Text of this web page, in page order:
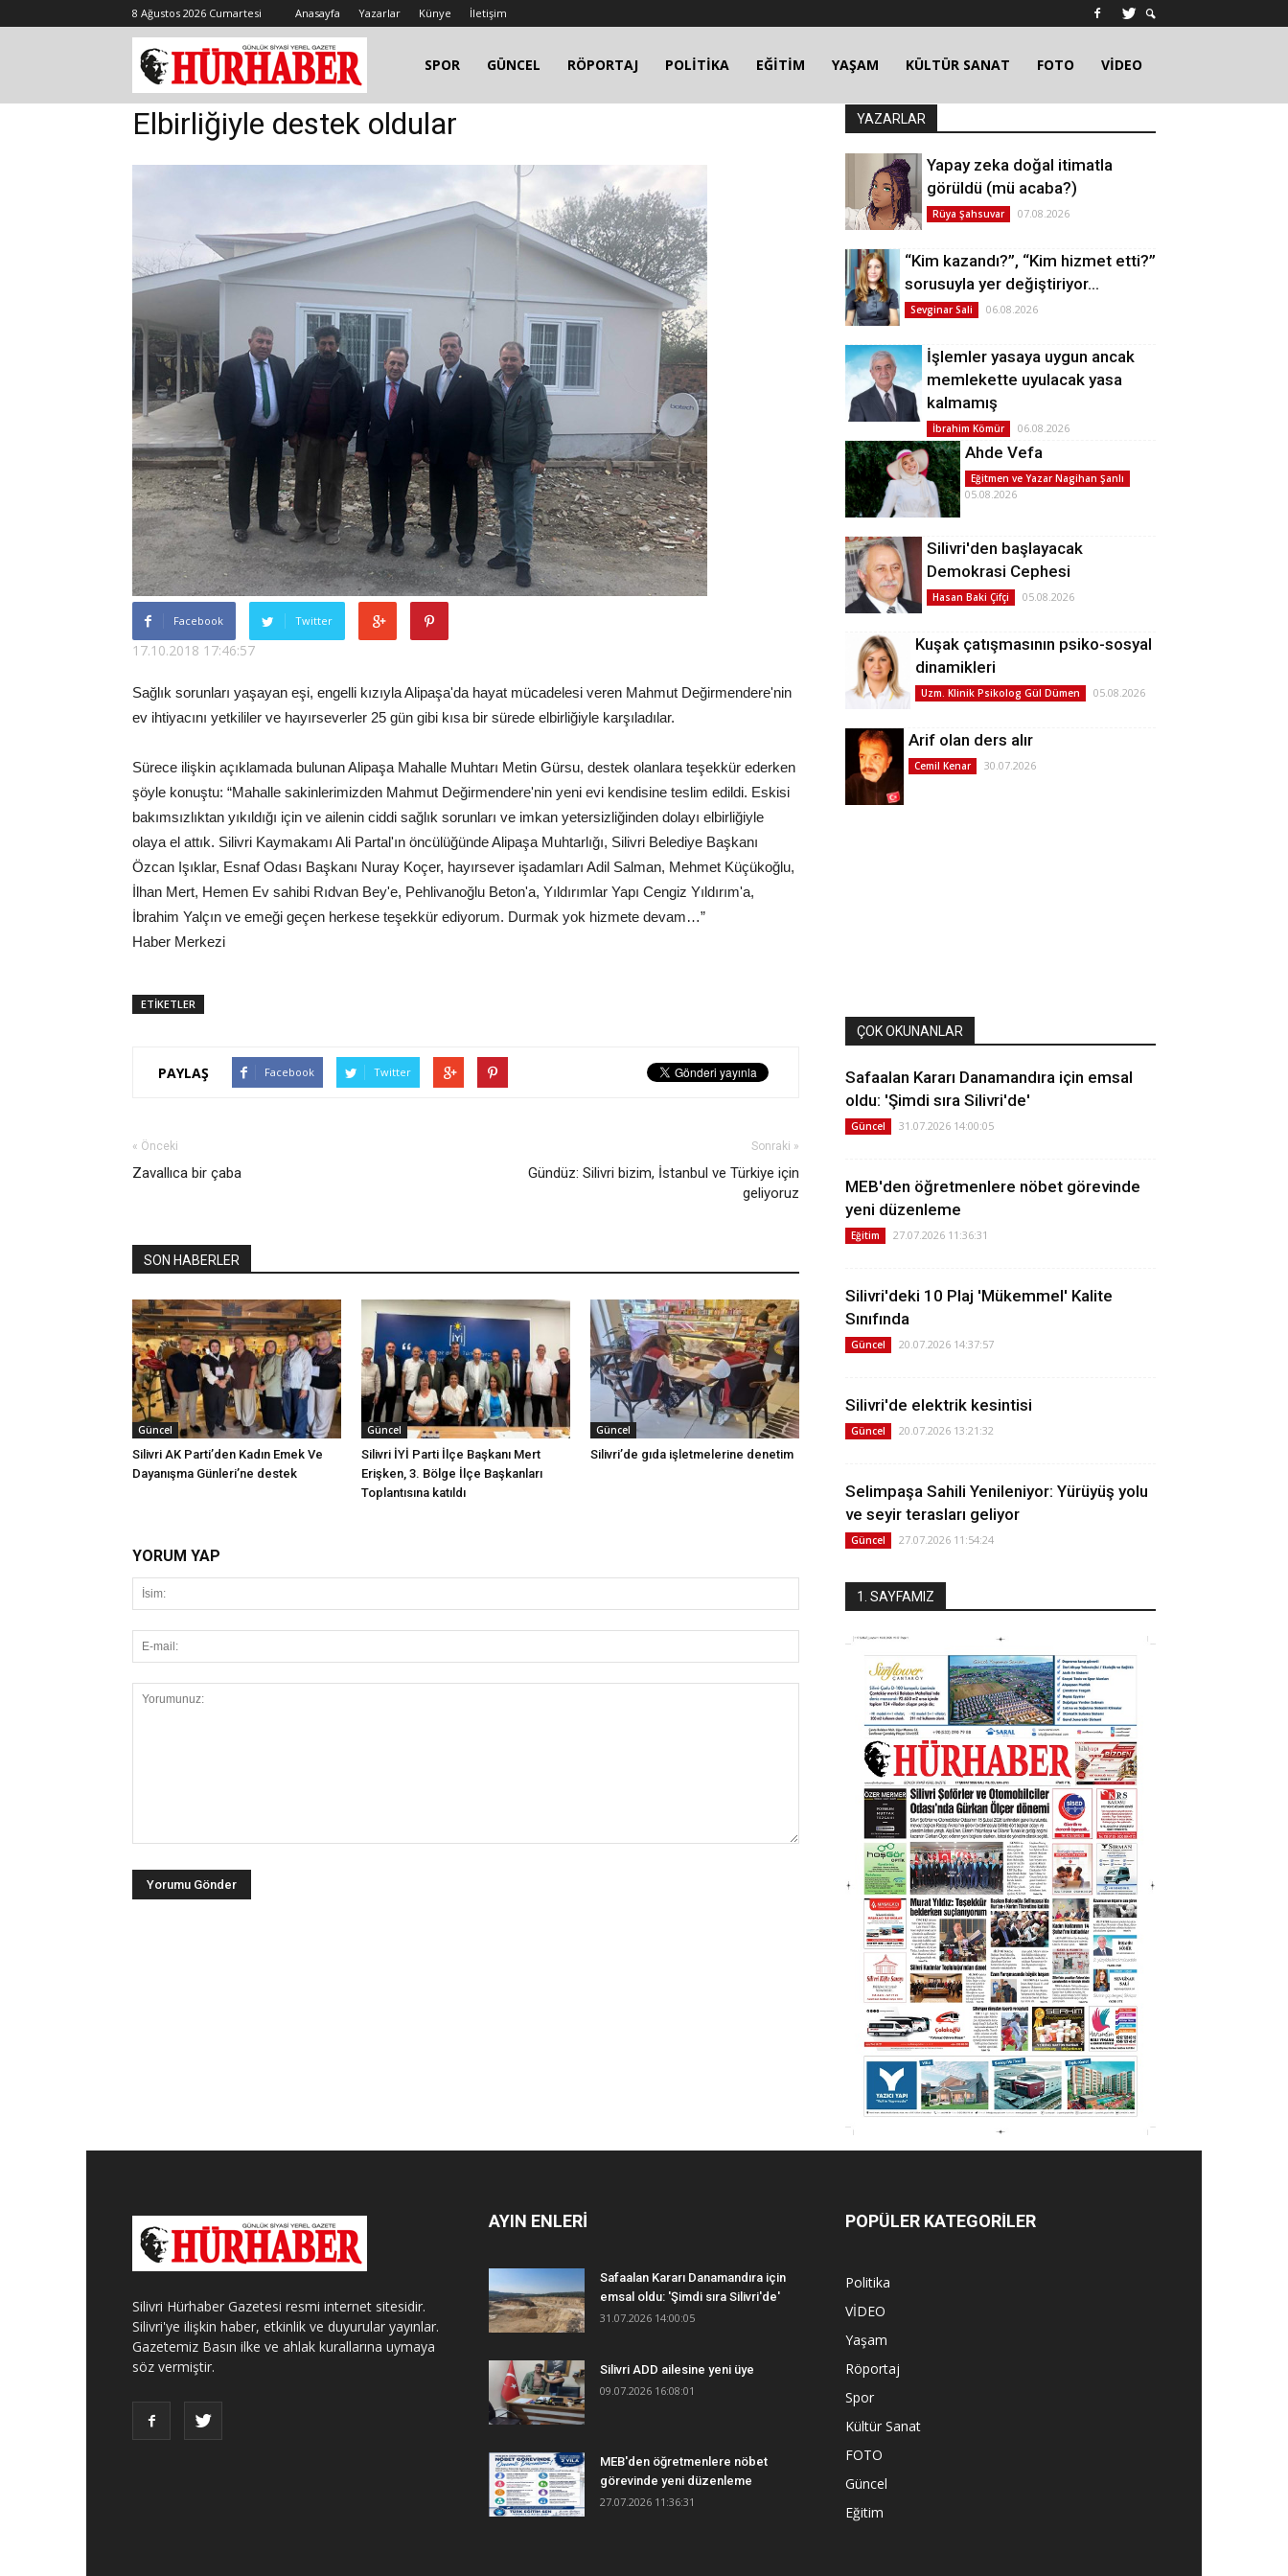
8 Ağustos 2026 Cumartesi Anasayfa Yazarlar Künye İletişim
SPOR GÜNCEL RÖPORTAJ POLİTİKA EĞİTİM YAŞAM KÜLTÜR SANAT FOTO VİDEO
Elbirliğiyle destek oldular
Facebook Twitter
17.10.2018 17:46:57
Sağlık sorunları yaşayan eşi, engelli kızıyla Alipaşa'da hayat mücadelesi veren Mahmut Değirmendere'nin
ev ihtiyacını yetkililer ve hayırseverler 25 gün gibi kısa bir sürede elbirliğiyle karşıladılar.
Sürece ilişkin açıklamada bulunan Alipaşa Mahalle Muhtarı Metin Gürsu, destek olanlara teşekkür ederken
şöyle konuştu: “Mahalle sakinlerimizden Mahmut Değirmendere'nin yeni evi kendisine teslim edildi. Eskisi
bakımsızlıktan yıkıldığı için ve ailenin ciddi sağlık sorunları ve imkan yetersizliğinden dolayı elbirliğiyle
olaya el attık. Silivri Kaymakamı Ali Partal'ın öncülüğünde Alipaşa Muhtarlığı, Silivri Belediye Başkanı
Özcan Işıklar, Esnaf Odası Başkanı Nuray Koçer, hayırsever işadamları Adil Salman, Mehmet Küçükoğlu,
İlhan Mert, Hemen Ev sahibi Rıdvan Bey'e, Pehlivanoğlu Beton'a, Yıldırımlar Yapı Cengiz Yıldırım'a,
İbrahim Yalçın ve emeği geçen herkese teşekkür ediyorum. Durmak yok hizmete devam…”
Haber Merkezi
ETİKETLER
PAYLAŞ Facebook Twitter
« Önceki
Zavallıca bir çaba
Sonraki »
Gündüz: Silivri bizim, İstanbul ve Türkiye için
geliyoruz
SON HABERLER
Güncel
Silivri AK Parti’den Kadın Emek Ve
Dayanışma Günleri’ne destek
Güncel
Silivri İYİ Parti İlçe Başkanı Mert
Erişken, 3. Bölge İlçe Başkanları
Toplantısına katıldı
Güncel
Silivri’de gıda işletmelerine denetim
YORUM YAP
YAZARLAR
Yapay zeka doğal itimatla
görüldü (mü acaba?)
Rüya Şahsuvar 07.08.2026
“Kim kazandı?”, “Kim hizmet etti?”
sorusuyla yer değiştiriyor…
Sevginar Sali 06.08.2026
İşlemler yasaya uygun ancak
memlekette uyulacak yasa
kalmamış
İbrahim Kömür 06.08.2026
Ahde Vefa
Eğitmen ve Yazar Nagihan Şanlı
05.08.2026
Silivri'den başlayacak
Demokrasi Cephesi
Hasan Baki Çifçi 05.08.2026
Kuşak çatışmasının psiko-sosyal
dinamikleri
Uzm. Klinik Psikolog Gül Dümen 05.08.2026
Arif olan ders alır
Cemil Kenar 30.07.2026
ÇOK OKUNANLAR
Safaalan Kararı Danamandıra için emsal
oldu: 'Şimdi sıra Silivri'de'
Güncel 31.07.2026 14:00:05
MEB'den öğretmenlere nöbet görevinde
yeni düzenleme
Eğitim 27.07.2026 11:36:31
Silivri'deki 10 Plaj 'Mükemmel' Kalite
Sınıfında
Güncel 20.07.2026 14:37:57
Silivri'de elektrik kesintisi
Güncel 20.07.2026 13:21:32
Selimpaşa Sahili Yenileniyor: Yürüyüş yolu
ve seyir terasları geliyor
Güncel 27.07.2026 11:54:24
1. SAYFAMIZ
Silivri Hürhaber Gazetesi resmi internet sitesidir.
Silivri'ye ilişkin haber, etkinlik ve duyurular yayınlar.
Gazetemiz Basın ilke ve ahlak kurallarına uymaya
söz vermiştir.
AYIN ENLERİ
Safaalan Kararı Danamandıra için
emsal oldu: 'Şimdi sıra Silivri'de'
31.07.2026 14:00:05
Silivri ADD ailesine yeni üye
09.07.2026 16:08:01
MEB'den öğretmenlere nöbet
görevinde yeni düzenleme
27.07.2026 11:36:31
POPÜLER KATEGORİLER
Politika
VİDEO
Yaşam
Röportaj
Spor
Kültür Sanat
FOTO
Güncel
Eğitim